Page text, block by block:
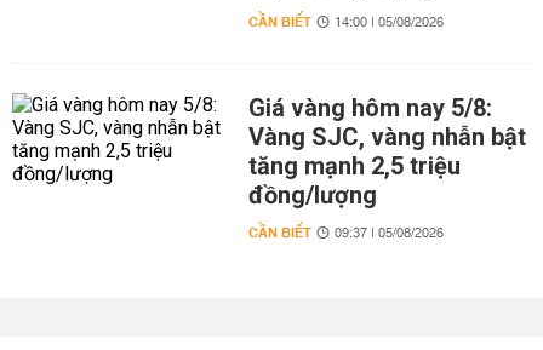
CẦN BIẾT 14:00 | 05/08/2026
Giá vàng hôm nay 5/8:
Vàng SJC, vàng nhẫn bật
tăng mạnh 2,5 triệu
đồng/lượng
CẦN BIẾT 09:37 | 05/08/2026